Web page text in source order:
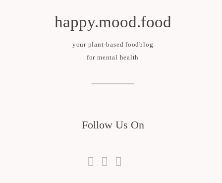
happy.mood.food
Follow Us On
your plant-based foodblog
for mental health